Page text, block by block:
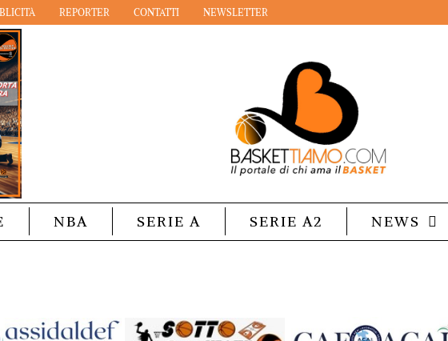
REPORTER CONTATTI NEWSLETTER
NBA SERIE A SERIE A2 NEWS